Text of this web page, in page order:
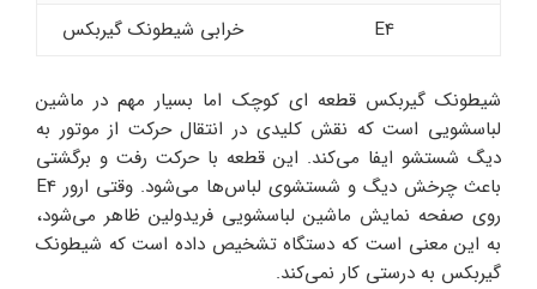
E4
خرابی شیطونک گیربکس
شیطونک گیربکس قطعه‌ ای کوچک اما بسیار مهم در ماشین
لباسشویی است که نقش کلیدی در انتقال حرکت از موتور به
دیگ شستشو ایفا می‌کند. این قطعه با حرکت رفت و برگشتی
باعث چرخش دیگ و شستشوی لباس‌ها می‌شود. وقتی ارور E4
روی صفحه نمایش ماشین لباسشویی فریدولین ظاهر می‌شود،
به این معنی است که دستگاه تشخیص داده است که شیطونک
گیربکس به درستی کار نمی‌کند.